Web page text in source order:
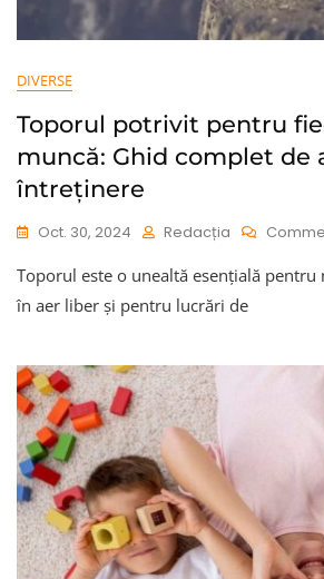
DIVERSE
Toporul potrivit pentru
muncă: Ghid complet de
întreținere
Oct. 30, 2024 Redacția
Toporul este o unealtă esențială
în aer liber și pentru lucrări de